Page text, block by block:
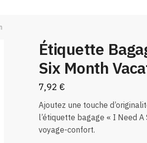
Étiquette
Six Month
7,92 €
Ajoutez une touche
l’étiquette bagage « I Need
voyage-confort.